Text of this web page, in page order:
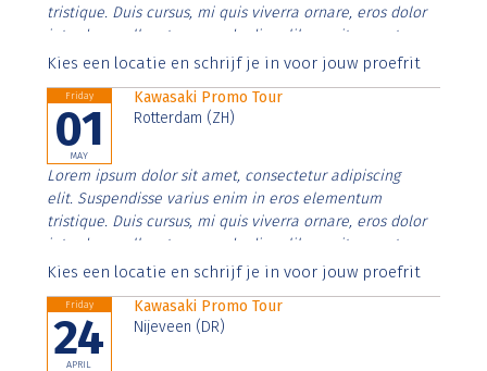
tristique. Duis cursus, mi quis viverra ornare, eros dolor
interdum nulla, ut commodo diam libero vitae erat.
Aenean faucibus nibh et justo cursus id rutrum lorem
Kies een locatie en schrijf je in voor jouw proefrit
Friday
01
MAY
Kawasaki Promo Tour
Rotterdam (ZH)
Lorem ipsum dolor sit amet, consectetur adipiscing
elit. Suspendisse varius enim in eros elementum
tristique. Duis cursus, mi quis viverra ornare, eros dolor
interdum nulla, ut commodo diam libero vitae erat.
Aenean faucibus nibh et justo cursus id rutrum lorem
Kies een locatie en schrijf je in voor jouw proefrit
Friday
24
APRIL
Kawasaki Promo Tour
Nijeveen (DR)